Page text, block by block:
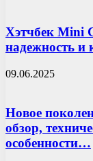
Хэтчбек Mini
надежность
09.06.2025
Новое
обзор,
особенности…